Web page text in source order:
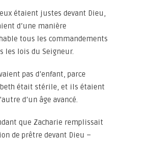
étaient justes devant Dieu,
d’une manière
tous les commandements
les lois du Seigneur.
pas d’enfant, parce
était stérile, et ils étaient
d’un âge avancé.
que Zacharie remplissait
de prêtre devant Dieu –